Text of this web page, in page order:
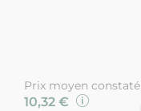
Prix moyen constaté
10,32 €